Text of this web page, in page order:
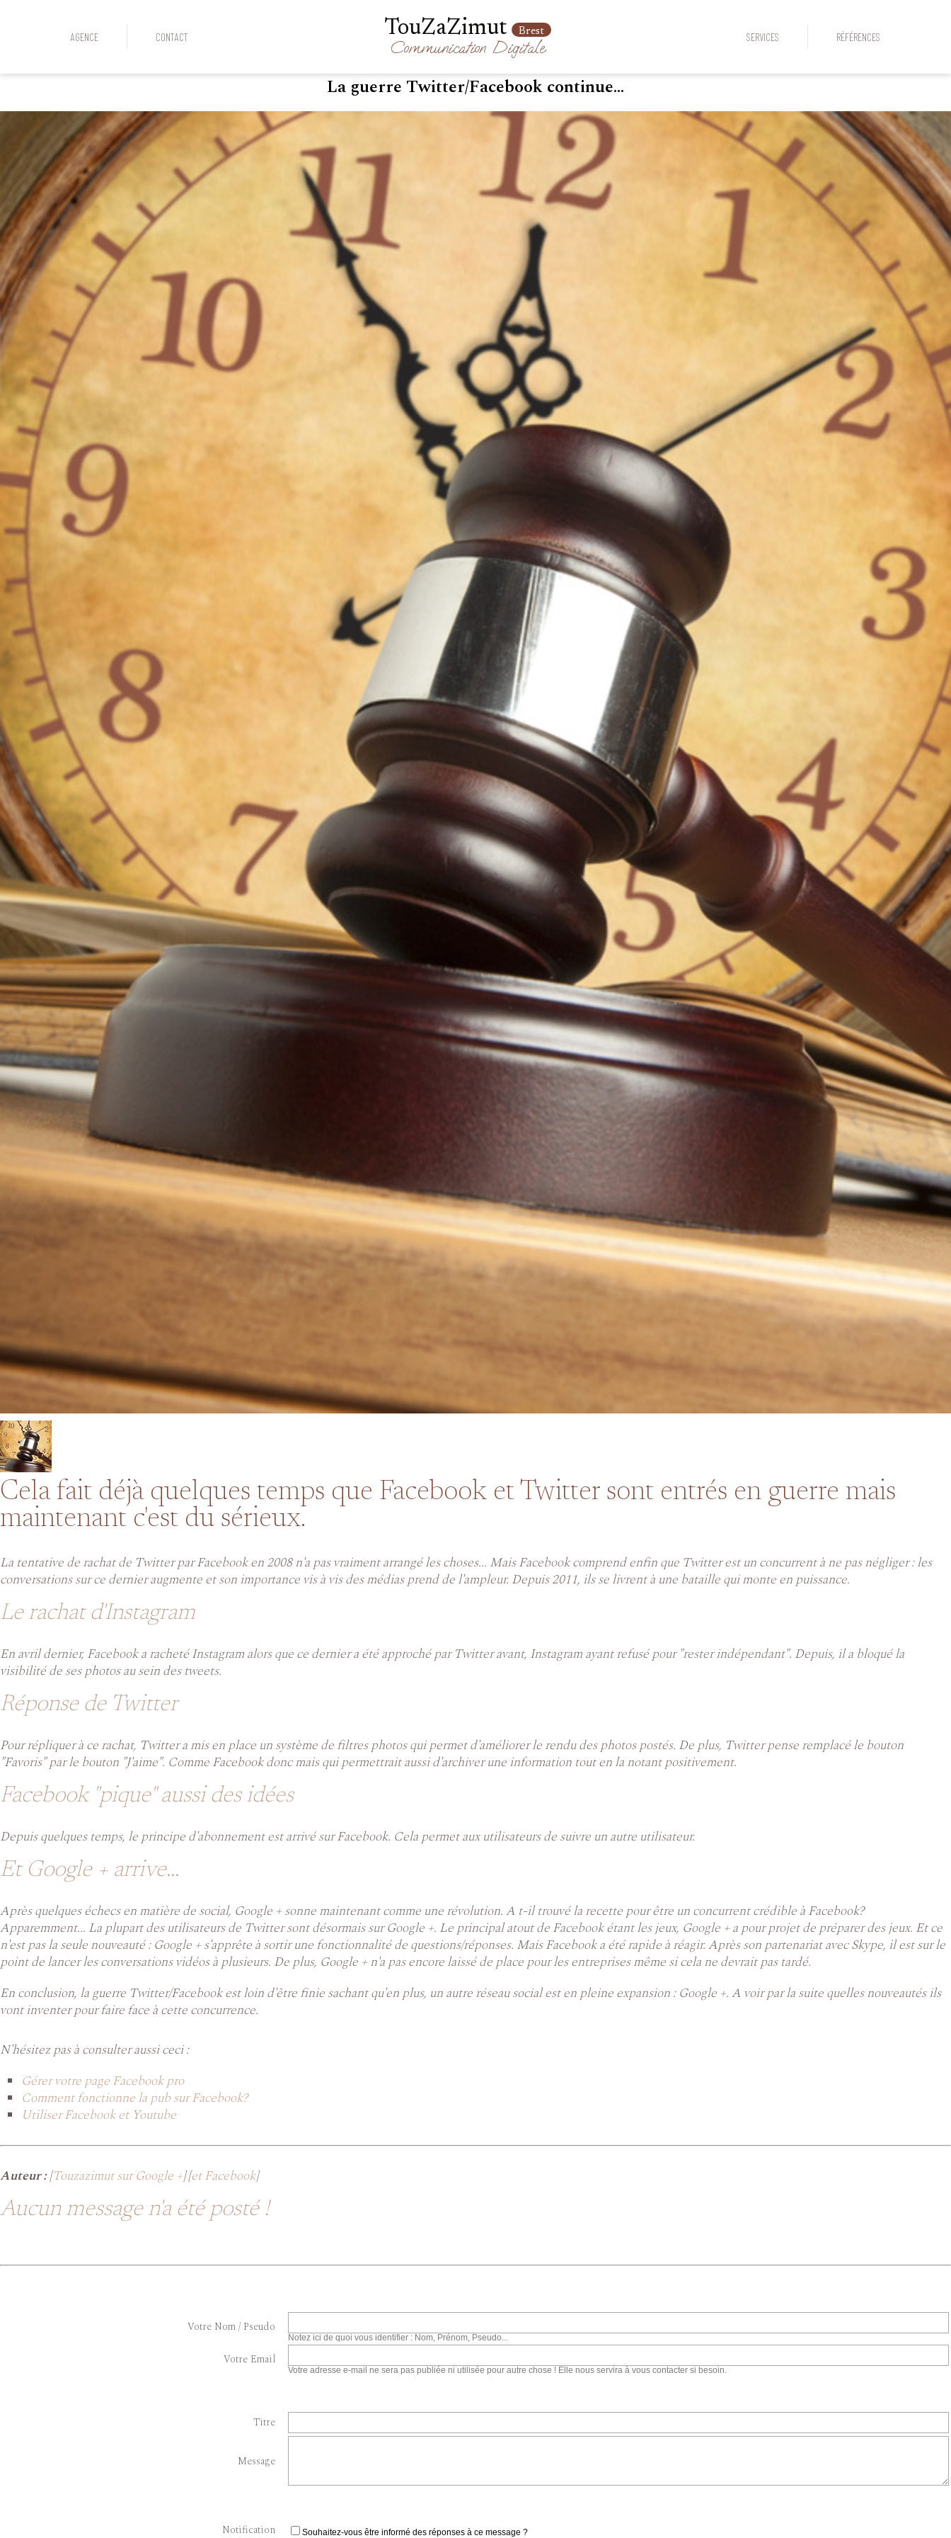
AGENCE CONTACT TouZaZimut Brest
Communication Digitale
SERVICES RÉFÉRENCES
La guerre Twitter/Facebook continue...
Cela fait déjà quelques temps que Facebook et Twitter sont entrés en guerre mais
maintenant c'est du sérieux.
La tentative de rachat de Twitter par Facebook en 2008 n'a pas vraiment arrangé les choses... Mais Facebook comprend enfin que Twitter est un concurrent à ne pas négliger : les
conversations sur ce dernier augmente et son importance vis à vis des médias prend de l'ampleur. Depuis 2011, ils se livrent à une bataille qui monte en puissance.
Le rachat d'Instagram
En avril dernier, Facebook a racheté Instagram alors que ce dernier a été approché par Twitter avant, Instagram ayant refusé pour "rester indépendant". Depuis, il a bloqué la
visibilité de ses photos au sein des tweets.
Réponse de Twitter
Pour répliquer à ce rachat, Twitter a mis en place un système de filtres photos qui permet d'améliorer le rendu des photos postés. De plus, Twitter pense remplacé le bouton
"Favoris" par le bouton "J'aime". Comme Facebook donc mais qui permettrait aussi d'archiver une information tout en la notant positivement.
Facebook "pique" aussi des idées
Depuis quelques temps, le principe d'abonnement est arrivé sur Facebook. Cela permet aux utilisateurs de suivre un autre utilisateur.
Et Google + arrive...
Après quelques échecs en matière de social, Google + sonne maintenant comme une révolution. A t-il trouvé la recette pour être un concurrent crédible à Facebook?
Apparemment... La plupart des utilisateurs de Twitter sont désormais sur Google +. Le principal atout de Facebook étant les jeux, Google + a pour projet de préparer des jeux. Et ce
n'est pas la seule nouveauté : Google + s'apprête à sortir une fonctionnalité de questions/réponses. Mais Facebook a été rapide à réagir. Après son partenariat avec Skype, il est sur le
point de lancer les conversations vidéos à plusieurs. De plus, Google + n'a pas encore laissé de place pour les entreprises même si cela ne devrait pas tardé.
En conclusion, la guerre Twitter/Facebook est loin d'être finie sachant qu'en plus, un autre réseau social est en pleine expansion : Google +. A voir par la suite quelles nouveautés ils
vont inventer pour faire face à cette concurrence.
N'hésitez pas à consulter aussi ceci :
Gérer votre page Facebook pro
Comment fonctionne la pub sur Facebook?
Utiliser Facebook et Youtube
Auteur :[Touzazimut sur Google +] [et Facebook]
Aucun message n'a été posté !
Votre Nom / Pseudo
Notez ici de quoi vous identifier : Nom, Prénom, Pseudo...
Votre Email
Votre adresse e-mail ne sera pas publiée ni utilisée pour autre chose ! Elle nous servira à vous contacter si besoin.
Titre
Message
Notification Souhaitez-vous être informé des réponses à ce message ?